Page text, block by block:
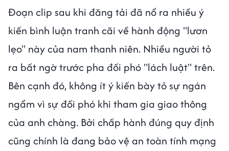
Đoạn clip sau khi đăng tải đã nổ ra nhiều ý
kiến bình luận tranh cãi về hành động "lươn
lẹo" này của nam thanh niên. Nhiều người tỏ
ra bất ngờ trước pha đối phó "lách luật" trên.
Bên cạnh đó, không ít ý kiến bày tỏ sự ngán
ngẩm vì sự đối phó khi tham gia giao thông
của anh chàng. Bởi chấp hành đúng quy định
cũng chính là đang bảo vệ an toàn tính mạng